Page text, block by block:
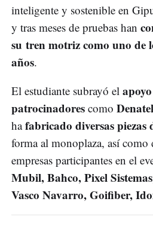
inteligente y sostenible en
y tras meses de pruebas han
su tren motriz como uno de
años.
El estudiante subrayó el
patrocinadores como
hafabricado diversas piezas
forma al monoplaza, así como
empresas participantes en el
Mubil, Bahco, Pixel
Vasco Navarro, Goifiber,